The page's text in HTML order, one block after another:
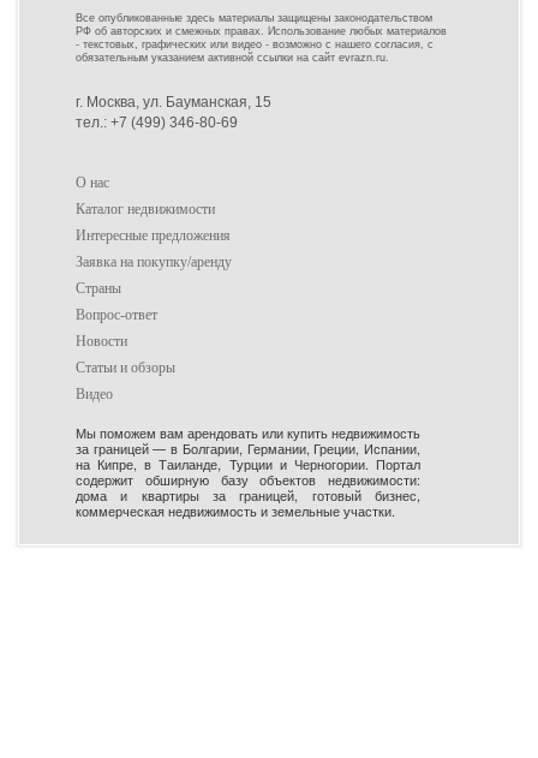
Все опубликованные здесь материалы защищены законодательством
РФ об авторских и смежных правах. Использование любых материалов
- текстовых, графических или видео - возможно с нашего согласия, с
обязательным указанием активной ссылки на сайт evrazn.ru.
г. Москва, ул. Бауманская, 15
тел.: +7 (499) 346-80-69
О нас
Каталог недвижимости
Интересные предложения
Заявка на покупку/аренду
Страны
Вопрос-ответ
Новости
Статьи и обзоры
Видео
Мы поможем вам арендовать или купить недвижимость
за границей — в Болгарии, Германии, Греции, Испании,
на Кипре, в Таиланде, Турции и Черногории. Портал
содержит обширную базу объектов недвижимости:
дома и квартиры за границей, готовый бизнес,
коммерческая недвижимость и земельные участки.